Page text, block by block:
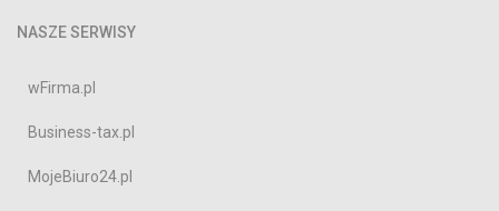
NASZE SERWISY
wFirma.pl
Business-tax.pl
MojeBiuro24.pl